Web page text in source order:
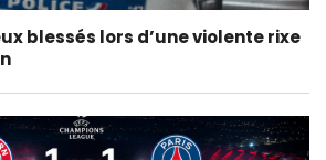
blessés lors d’une violente rixe